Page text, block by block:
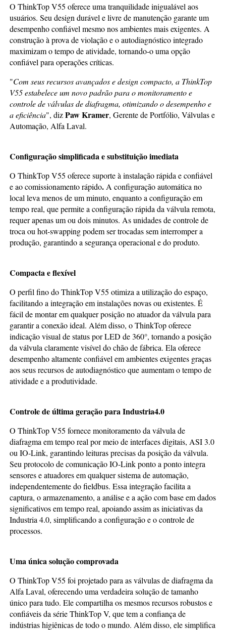
O ThinkTop V55 oferece uma tranquilidade inigualável aos
usuários. Seu design durável e livre de manutenção garante um
desempenho confiável mesmo nos ambientes mais exigentes. A
construção à prova de violação e o autodiagnóstico integrado
maximizam o tempo de atividade, tornando-o uma opção
confiável para operações críticas.
"Com seus recursos avançados e design compacto, a ThinkTop
V55 estabelece um novo padrão para o monitoramento e
controle de válvulas de diafragma, otimizando o desempenho e
a eficiência", dizPaw Kramer, Gerente de Portfólio, Válvulas e
Automação, Alfa Laval.
Configuração simplificada e substituição imediata
O ThinkTopV55 oferece suporte à instalação rápida econfiável
e ao comissionamento rápido.A configuração automática no
local leva menos de um minuto, enquanto a configuração em
tempo real, que permite a configuração rápida da válvula remota,
requer apenas um ou dois minutos. As unidades de controle de
troca ou hot-swapping podem ser trocadas sem interromper a
produção, garantindo a segurança operacional e do produto.
Compacta e flexível
O perfil fino do ThinkTop V55 otimiza a utilização do espaço,
facilitando a integração em instalações novas ou existentes. É
fácil de montar em qualquer posição no atuador da válvula para
garantir a conexão ideal. Além disso, o ThinkTop oferece
indicação visual de status por LED de 360°, tornando a posição
da válvula claramente visível do chão de fábrica. Ela oferece
desempenho altamente confiável em ambientes exigentes graças
aos seus recursos de autodiagnóstico que aumentam o tempo de
atividade e a produtividade.
Controle de última geração para Industria4.0
O ThinkTop V55 fornece monitoramento da válvula de
diafragma em tempo real por meio de interfaces digitais, ASI 3.0
ou IO-Link, garantindo leituras precisas da posição da válvula.
Seu protocolo de comunicação IO-Link ponto a ponto integra
sensores e atuadores em qualquer sistema de automação,
independentemente do fieldbus. Essa integração facilita a
captura, o armazenamento, a análise e a ação com base em dados
significativos em tempo real, apoiando assim as iniciativas da
Industria 4.0, simplificando a configuração e o controle de
processos.
Uma única solução comprovada
O ThinkTop V55 foi projetado para as válvulas de diafragma da
Alfa Laval, oferecendo uma verdadeira solução de tamanho
único para tudo. Ele compartilha os mesmos recursos robustos e
confiáveis da série ThinkTop V, que tem a confiança de
indústrias higiênicas de todo o mundo. Além disso, ele simplifica